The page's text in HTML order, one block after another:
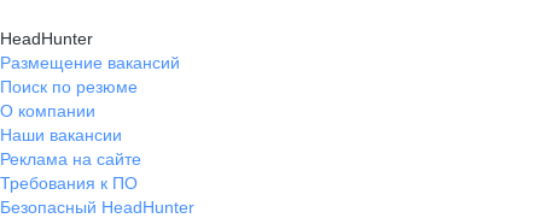
HeadHunter
Размещение вакансий
Поиск по резюме
О компании
Наши вакансии
Реклама на сайте
Требования к ПО
Безопасный HeadHunter